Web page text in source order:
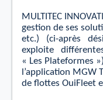
MULTITEC
gestion de ses
etc.)
(ci-après
exploite
« Les Plateformes
l’application MGW
de ﬂottes OuiFleet